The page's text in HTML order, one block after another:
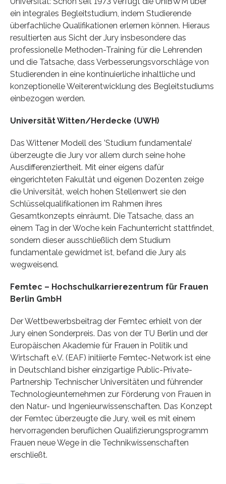
ein integrales Begleitstudium, indem Studierende
überfachliche Qualifikationen erlernen können. Hieraus
resultierten aus Sicht der Jury insbesondere das
professionelle Methoden-Training für die Lehrenden
und die Tatsache, dass Verbesserungsvorschläge von
Studierenden in eine kontinuierliche inhaltliche und
konzeptionelle Weiterentwicklung des Begleitstudiums
einbezogen werden.
Universität Witten/Herdecke (UWH)
Das Wittener Modell des ’Studium fundamentale’
überzeugte die Jury vor allem durch seine hohe
Ausdifferenziertheit. Mit einer eigens dafür
eingerichteten Fakultät und eigenen Dozenten zeige
die Universität, welch hohen Stellenwert sie den
Schlüsselqualifikationen im Rahmen ihres
Gesamtkonzepts einräumt. Die Tatsache, dass an
einem Tag in der Woche kein Fachunterricht stattfindet,
sondern dieser ausschließlich dem Studium
fundamentale gewidmet ist, befand die Jury als
wegweisend.
Femtec – Hochschulkarrierezentrum für Frauen
Berlin GmbH
Der Wettbewerbsbeitrag der Femtec erhielt von der
Jury einen Sonderpreis. Das von der TU Berlin und der
Europäischen Akademie für Frauen in Politik und
Wirtschaft e.V. (EAF) initiierte Femtec-Network ist eine
in Deutschland bisher einzigartige Public-Private-
Partnership Technischer Universitäten und führender
Technologieunternehmen zur Förderung von Frauen in
den Natur- und Ingenieurwissenschaften. Das Konzept
der Femtec überzeugte die Jury, weil es mit einem
hervorragenden beruflichen Qualifizierungsprogramm
Frauen neue Wege in die Technikwissenschaften
erschließt.